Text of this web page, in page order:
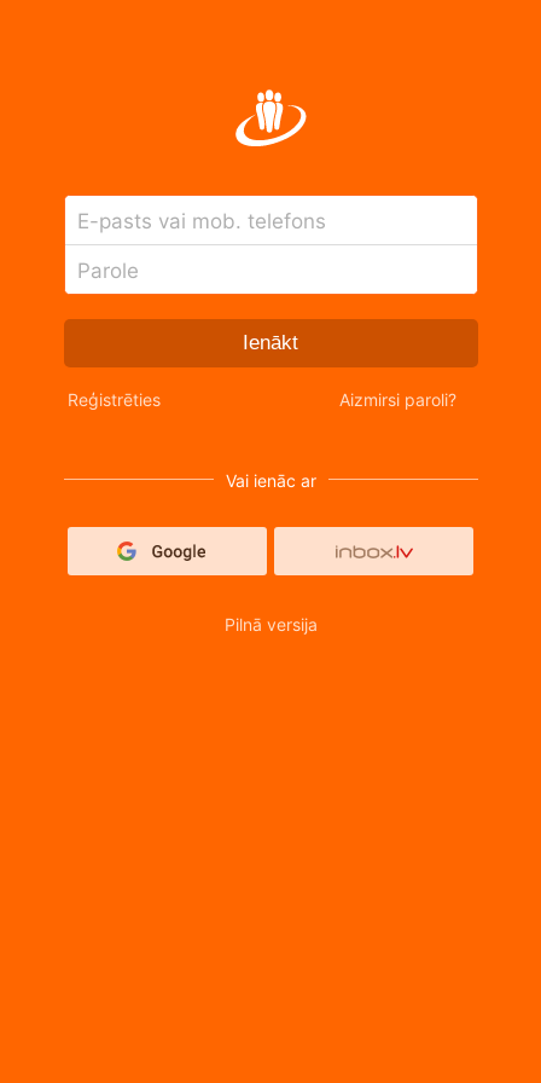
E-pasts vai mob. telefons
Parole
Ienākt
Reģistrēties Aizmirsi paroli?
Vai ienāc ar
Pilnā versija